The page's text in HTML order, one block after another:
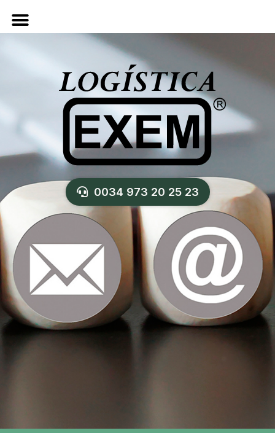
0034 973 20 25 23